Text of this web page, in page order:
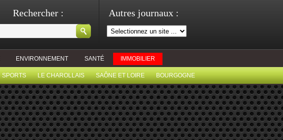
Autres journaux :
Rechercher :
ENVIRONNEMENT SANTÉ IMMOBILIER
SPORTS LE CHAROLLAIS SAÔNE ET LOIRE BOURGOGNE